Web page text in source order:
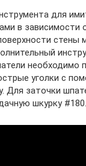
для
в зависимости
стены
необходимо
уголки с
Для заточки
шкурку #180.